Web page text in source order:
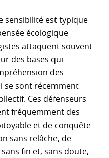
sensibilité est typique
écologique
attaquent souvent
des bases qui
des
se sont récemment
Ces défenseurs
fréquemment des
et de conquête
sans relâche, de
fin et, sans doute,